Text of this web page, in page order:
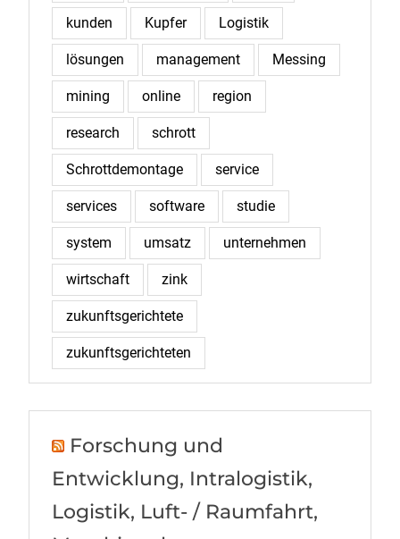
kunden Kupfer Logistik
lösungen management Messing
mining online region
research schrott
Schrottdemontage service
services software studie
system umsatz unternehmen
wirtschaft zink
zukunftsgerichtete
zukunftsgerichteten
Forschung und
Entwicklung, Intralogistik,
Logistik, Luft- / Raumfahrt,